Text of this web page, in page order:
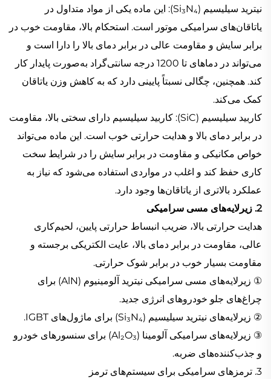
نیترید سیلیسیم (Si₃N₄): این ماده یکی از مواد متداول در
یاتاقان‌های سرامیکی موتور است. استحکام بالا، مقاومت خوب در
برابر سایش و مقاومت عالی در برابر دمای بالا را دارا است و
می‌تواند در دماهای تا 1200 درجه سانتی‌گراد به‌صورت پایدار کار
کند. همچنین، چگالی نسبتاً پایینی دارد که به کاهش وزن یاتاقان
کمک می‌کند.
کاربید سیلیسیم (SiC): کاربید سیلیسیم دارای سختی بالا، مقاومت
در برابر دمای بالا و هدایت حرارتی خوب است. این ماده می‌تواند
خواص مکانیکی و مقاومت در برابر سایش را در شرایط سخت
کاری حفظ کند و اغلب در مواردی استفاده می‌شود که نیاز به
عملکرد بالاتری از یاتاقان‌ها وجود دارد.
2. زیرلایه‌های مسی سرامیکی
هدایت حرارتی بالا، ضریب انبساط حرارتی پایین، لحیم‌کاری
عالی، مقاومت در برابر دمای بالا، عایت الکتریکی برجسته و
مقاومت بسیار خوب در برابر شوک حرارتی.
① زیرلایه‌های مسی سرامیکی نیترید آلومینیوم (AlN) برای
چراغ‌های جلو خودروهای انرژی جدید.
② زیرلایه‌های نیترید سیلیسیم (Si₃N₄) برای ماژول‌های IGBT.
③ زیرلایه‌های سرامیکی آلومینا (Al₂O₃) برای سنسورهای خودرو
و جذب‌کننده‌های ضربه.
3. ترمزهای سرامیکی برای سیستم‌های ترمز